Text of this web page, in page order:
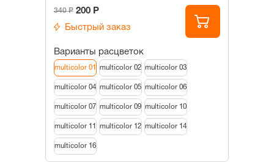
340 Р 200 Р
Быстрый заказ
Варианты расцветок
multicolor 01 multicolor 02 multicolor 03
multicolor 04 multicolor 05 multicolor 06
multicolor 07 multicolor 09 multicolor 10
multicolor 11 multicolor 12 multicolor 14
multicolor 16